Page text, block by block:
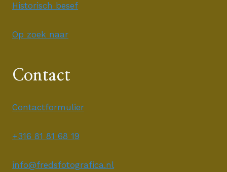
Historisch besef
Op zoek naar
Contact
Contactformulier
+316 81 81 68 19
info@fredsfotografica.nl